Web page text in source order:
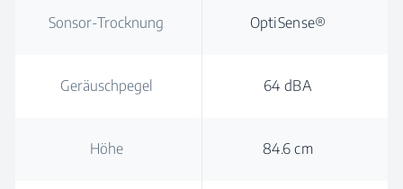
Sonsor-Trocknung OptiSense®
Geräuschpegel 64 dBA
Höhe 84.6 cm